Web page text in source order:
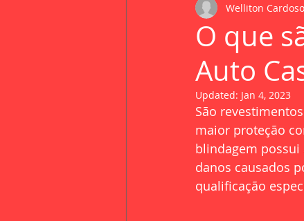
O que
Auto
Welliton Cardoso
Updated: Jan 4, 2023
São
maior proteção
blindagem possui
danos causados
qualificação